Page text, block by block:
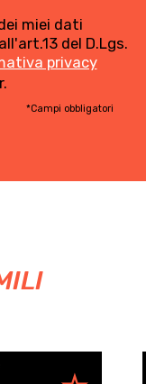
miei dati
del D.Lgs.
privacy
*Campi obbligatori